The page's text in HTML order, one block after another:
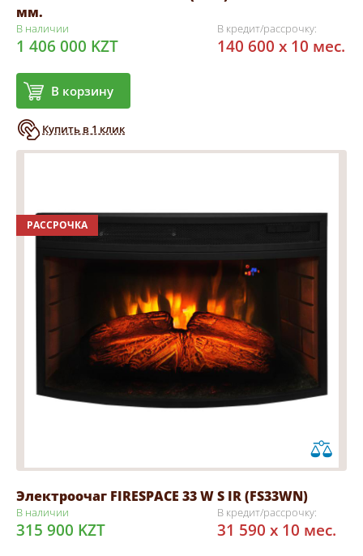
мм.
В наличии
1 406 000 KZT
В корзину
Купить в 1 клик
В кредит/рассрочку:
140 600 x 10 мес.
РАССРОЧКА
Электроочаг FIRESPACE 33 W S IR (FS33WN)
В наличии
315 900 KZT
В кредит/рассрочку:
31 590 x 10 мес.